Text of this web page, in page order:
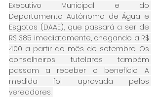
Executivo Municipal e do
Departamento Autônomo de Água e
Esgotos (DAAE), que passará a ser de
R$ 385 imediatamente, chegando a R$
400 a partir do mês de setembro. Os
conselheiros tutelares também
passam a receber o benefício. A
medida foi aprovada pelos
vereadores.